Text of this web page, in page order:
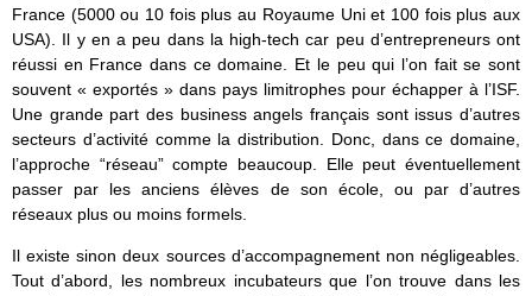
France (5000 ou 10 fois plus au Royaume Uni et 100 fois plus aux
USA). Il y en a peu dans la high-tech car peu d’entrepreneurs ont
réussi en France dans ce domaine. Et le peu qui l’on fait se sont
souvent « exportés » dans pays limitrophes pour échapper à l’ISF.
Une grande part des business angels français sont issus d’autres
secteurs d’activité comme la distribution. Donc, dans ce domaine,
l’approche “réseau” compte beaucoup. Elle peut éventuellement
passer par les anciens élèves de son école, ou par d’autres
réseaux plus ou moins formels.
Il existe sinon deux sources d’accompagnement non négligeables.
Tout d’abord, les nombreux incubateurs que l’on trouve dans les